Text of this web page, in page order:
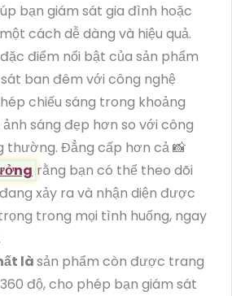
bạn giám sát gia đình hoặc
cách dễ dàng và hiệu quả.
điểm nổi bật của sản phẩm
ban đêm với công nghệ
chiếu sáng trong khoảng
sáng đẹp hơn so với công
thường. Đẳng cấp hơn cả 📸
rằng bạn có thể theo dõi
xảy ra và nhận diện được
trong mọi tình huống, ngay
làsản phẩm còn được trang
độ, cho phép bạn giám sát